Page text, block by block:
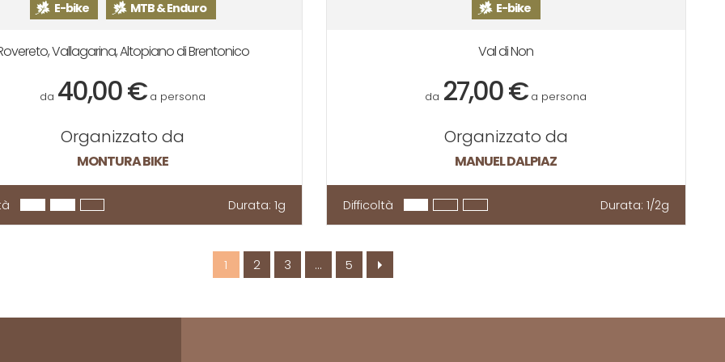
E-bike MTB & Enduro
Vallagarina, Altopiano di Brentonico
da 40,00 € a persona
Organizzato da
MONTURA BIKE
Durata: 1g
E-bike
Val di Non
da 27,00 € a persona
Organizzato da
MANUEL DALPIAZ
Difficoltà Durata: 1/2g
1 2 3 … 5